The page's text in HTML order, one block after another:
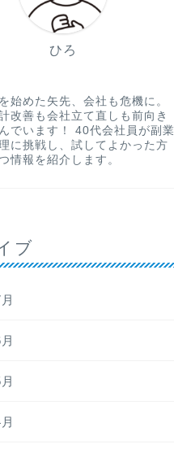
ひろ
始めた矢先、会社も危機に。
改善も会社立て直しも前向き
でいます！ 40代会社員が副業
に挑戦し、試してよかった方
情報を紹介します。
ブ